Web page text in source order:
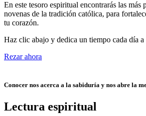
En este tesoro espiritual encontrarás las más
novenas de la tradición católica, para
tu corazón.
Haz clic abajo y dedica un tiempo cada día
Rezar ahora
Conocer nos acerca a la sabiduría y nos abre la
Lectura espiritual